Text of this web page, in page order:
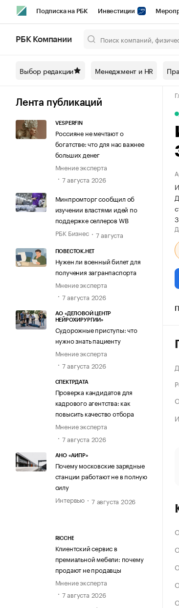
Подписка на РБК Инвестиции
Спецпроекты СПб Конференции СПб
Технологии и медиа Рынок
РБК Компании
Выбор редакции Менеджмент и HR
Лента публикаций
VESPERFIN
Россияне не мечтают о
богатстве: что для нас важнее
больших денег
Мнение эксперта
7 августа 2026
Минпромторг сообщил об
изучении властями идей по
поддержке селлеров WB
РБК Бизнес
7 августа
ПОВЕСТОК.НЕТ
Нужен ли военный билет для
получения загранпаспорта
Мнение эксперта
7 августа 2026
АО «ДЕЛОВОЙ ЦЕНТР
НЕЙРОХИРУРГИИ»
Судорожные приступы: что
нужно знать пациенту
Мнение эксперта
7 августа 2026
СПЕКТРДАТА
Проверка кандидатов для
кадрового агентства: как
повысить качество отбора
Мнение эксперта
7 августа 2026
АНО «АИПР»
Почему московские зарядные
станции работают не в полную
силу
Интервью
7 августа 2026
RICCHE
Клиентский сервис в
премиальной мебели: почему
продают не продавцы
Мнение эксперта
7 августа 2026